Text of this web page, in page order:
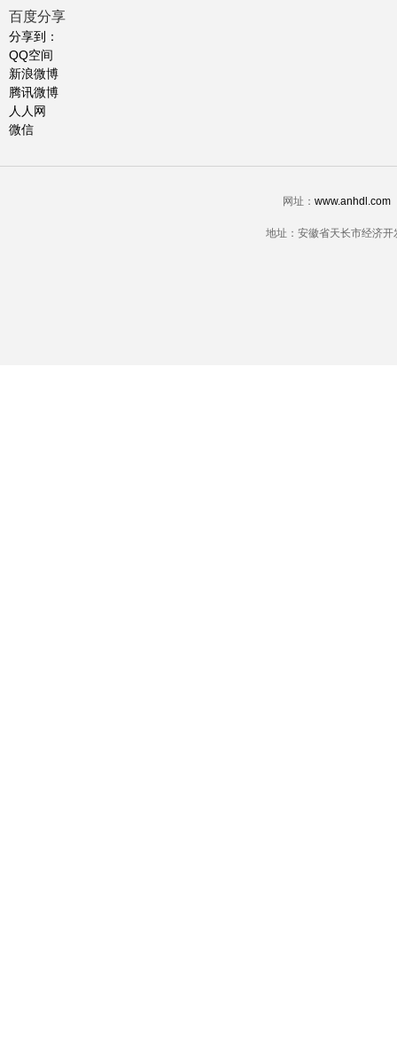
百度分享
分享到：
QQ空间
新浪微博
腾讯微博
人人网
微信
网址： www.anhdl.com
地址：安徽省天长市经济